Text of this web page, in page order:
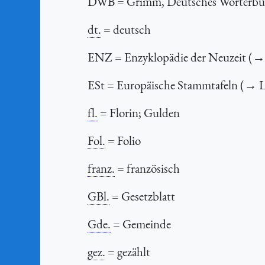
dt. = deutsch
ENZ= Enzyklopädie der Neuzeit
ESt = Europäische Stammtafeln (→
fl. = Florin; Gulden
Fol. = Folio
franz. = französisch
GBl. = Gesetzblatt
Gde. = Gemeinde
gez. = gezählt